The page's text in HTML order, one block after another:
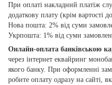
При оплаті накладний платіж
додаткову плату (крім вартості
Нова пошта: 2% від суми
Укрпошта: 1% від суми
Онлайн-оплата банківською
через інтернет еквайринг
якого банку. При оформленні
робите оплату одразу на сайті,